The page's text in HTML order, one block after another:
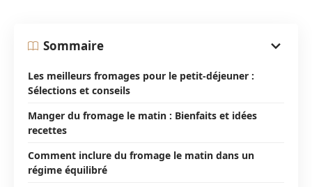
Sommaire
Les meilleurs fromages pour le petit-déjeuner :
Sélections et conseils
Manger du fromage le matin : Bienfaits et idées
recettes
Comment inclure du fromage le matin dans un
régime équilibré